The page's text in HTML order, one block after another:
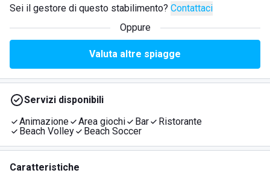
Sei il gestore di questo stabilimento? Contattaci
Oppure
Valuta altre spiagge
Servizi disponibili
Animazione
Area giochi Bar
Ristorante
Beach Volley
Beach Soccer
Caratteristiche